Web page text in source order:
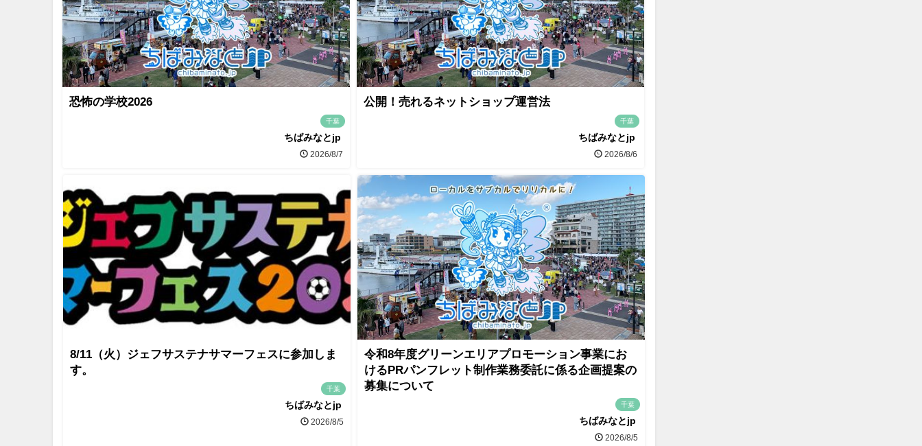
恐怖の学校2026
千葉
ちばみなとjp
2026/8/7
公開！売れるネットショップ運営法
千葉
ちばみなとjp
2026/8/6
8/11（火）ジェフサステナサマーフェスに参加しま
す。
千葉
ちばみなとjp
2026/8/5
令和8年度グリーンエリアプロモーション事業にお
けるPRパンフレット制作業務委託に係る企画提案の
募集について
千葉
ちばみなとjp
2026/8/5